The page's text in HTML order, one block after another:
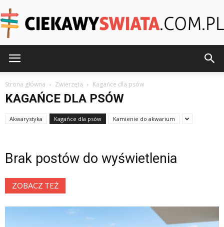
Strona główna Zwierzęta Kagańce dla psów
KAGAŃCE DLA PSÓW
Akwarystyka Kagańce dla psów Kamienie do akwarium
Brak postów do wyświetlenia
ZOBACZ TEŻ